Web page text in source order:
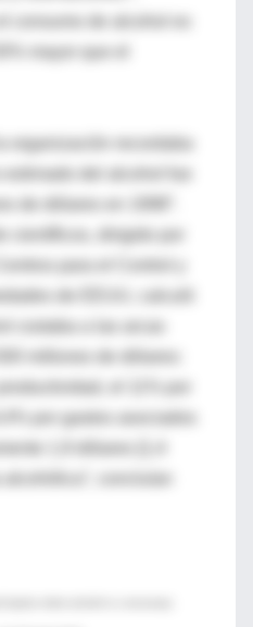
mayor que el
organización recordaba
científicos, dirigido por
por gastos asociados